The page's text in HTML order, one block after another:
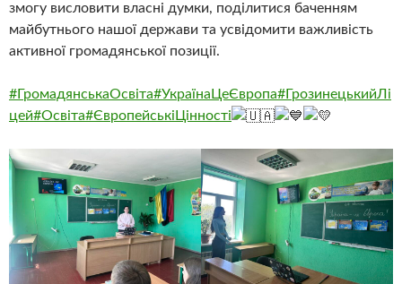
змогу висловити власні думки, поділитися баченням
майбутнього нашої держави та усвідомити важливість
активної громадянської позиції.
#ГромадянськаОсвіта#УкраїнаЦеЄвропа#ГрозинецькийЛі
цей#Освіта#ЄвропейськіЦінності